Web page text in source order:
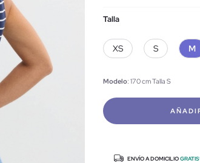
Talla
XS S M
Modelo: 170 cm Talla S
ENVÍO A DOMICILIO